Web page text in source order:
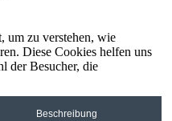
um zu verstehen, wie
Diese Cookies helfen uns
der Besucher, die
Beschreibung